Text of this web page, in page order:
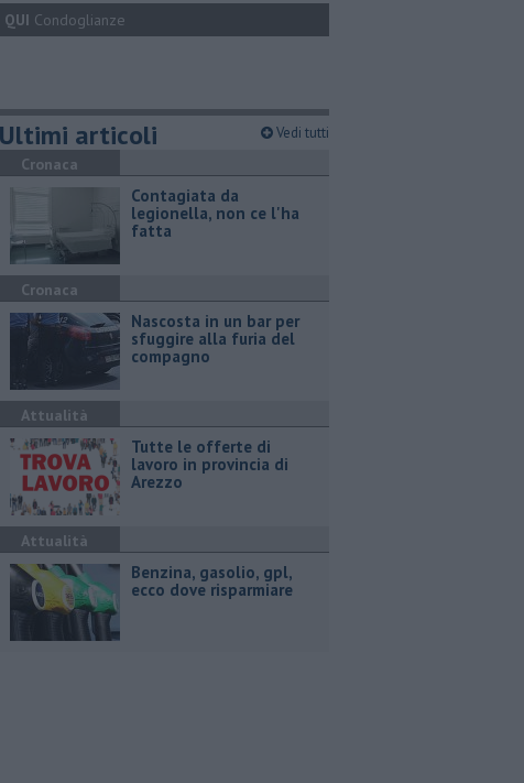
QUI Condoglianze
Ultimi articoli Vedi tutti
Cronaca
Contagiata da
legionella, non ce l'ha
fatta
Cronaca
Nascosta in un bar per
sfuggire alla furia del
compagno
Attualità
​Tutte le offerte di
lavoro in provincia di
Arezzo
Attualità
​Benzina, gasolio, gpl,
ecco dove risparmiare